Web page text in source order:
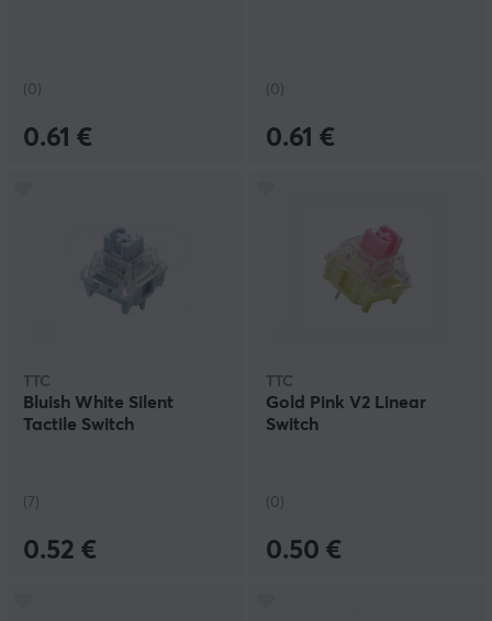
(0)
0.61 €
(0)
0.61 €
TTC
Bluish White Silent
Tactile Switch
(7)
0.52 €
TTC
Gold Pink V2 Linear
Switch
(0)
0.50 €